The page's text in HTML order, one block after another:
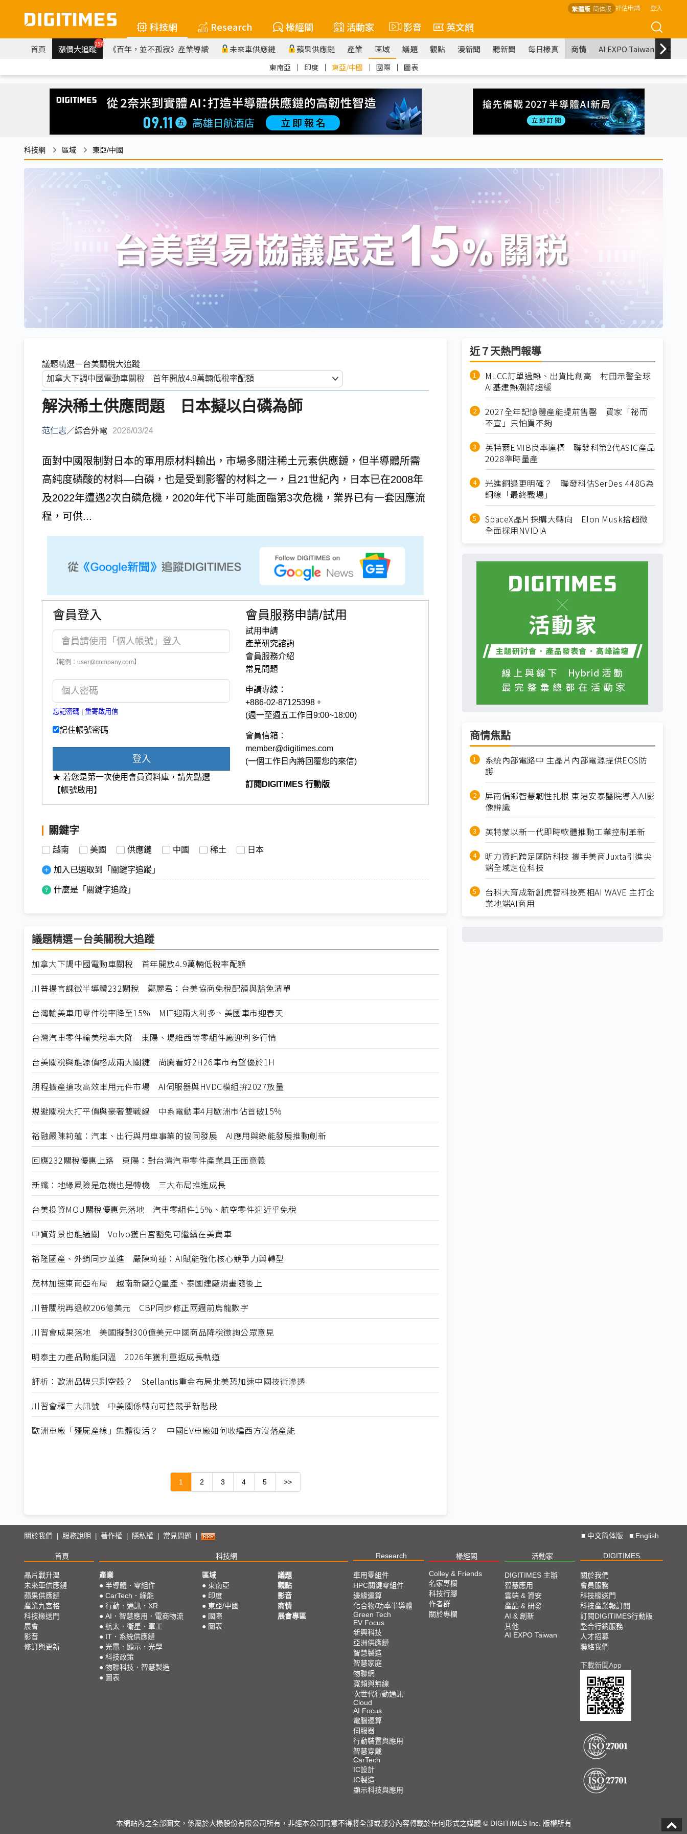
繁體版 简体版 評估申請 登入
科技網 Research 椽經閣 活動家 影音 英文網
首頁 漲價大追蹤257 《百年，並不孤寂》產業導讀 未來車供應鏈 蘋果供應鏈 產業 區域 議題 觀點 漫新聞 聽新聞 每日椽真 商情 AI EXPO Taiwan
東南亞 ｜ 印度 ｜ 東亞/中國 ｜ 國際 ｜ 圖表
科技網 區域 東亞/中國
議題精選－台美關稅大追蹤
解決稀土供應問題 日本擬以白磷為師
范仁志／綜合外電 2026/03/24
面對中國限制對日本的軍用原材料輸出，市場多關注稀土元素供應鏈，但半導體所需
高純度磷酸的材料—白磷，也是受到影響的材料之一，且21世紀內，日本已在2008年
及2022年遭遇2次白磷危機，2020年代下半可能面臨第3次危機，業界已有一套因應流
程，可供...
會員登入
【範例：user@company.com】
忘記密碼 重寄啟用信
記住帳號密碼
登入
★ 若您是第一次使用會員資料庫，請先點選
【帳號啟用】
會員服務申請/試用
試用申請
產業研究諮詢
會員服務介紹
常見問題
申請專線：
+886-02-87125398。
(週一至週五工作日9:00~18:00)
會員信箱：
member@digitimes.com
(一個工作日內將回覆您的來信)
訂閱DIGITIMES 行動版
關鍵字
越南 美國 供應鏈 中國 稀土 日本
加入已選取到「關鍵字追蹤」
什麼是「關鍵字追蹤」
議題精選－台美關稅大追蹤
加拿大下調中國電動車關稅 首年開放4.9萬輛低稅率配額
川普揚言課徵半導體232關稅 鄭麗君：台美協商免稅配額與豁免清單
台灣輸美車用零件稅率降至15% MIT迎兩大利多、美國車市迎春天
台灣汽車零件輸美稅率大降 東陽、堤維西等零組件廠迎利多行情
台美關稅與能源價格成兩大關鍵 尚騰看好2H26車市有望優於1H
朋程擴產搶攻高效車用元件市場 AI伺服器與HVDC模組拚2027放量
規避關稅大打平價與豪奢雙戰線 中系電動車4月歐洲市佔首破15%
裕融嚴陳莉蓮：汽車、出行與用車事業的協同發展 AI應用與綠能發展推動創新
回應232關稅優惠上路 東陽：對台灣汽車零件產業具正面意義
新纖：地緣風險是危機也是轉機 三大布局推進成長
台美投資MOU關稅優惠先落地 汽車零組件15%、航空零件迎近乎免稅
中資背景也能過關 Volvo獲白宮豁免可繼續在美賣車
裕隆國產、外銷同步並進 嚴陳莉蓮：AI賦能強化核心競爭力與轉型
茂林加速東南亞布局 越南新廠2Q量產、泰國建廠規畫隨後上
川普關稅再退款206億美元 CBP同步修正兩週前烏龍數字
川習會成果落地 美國擬對300億美元中國商品降稅徵詢公眾意見
明泰主力產品動能回溫 2026年獲利重返成長軌道
評析：歐洲品牌只剩空殼？ Stellantis重金布局北美恐加速中國技術滲透
川習會釋三大訊號 中美關係轉向可控競爭新階段
歐洲車廠「殭屍產線」集體復活？ 中國EV車廠如何收編西方沒落產能
1 2 3 4 5 >>
近７天熱門報導
MLCC訂單過熱、出貨比創高 村田示警全球
AI基建熱潮將趨緩
2027全年記憶體產能提前售罄 買家「祕而
不宣」只怕買不夠
英特爾EMIB良率達標 聯發科第2代ASIC產品
2028準時量產
光進銅退更明確？ 聯發科估SerDes 448G為
銅線「最終戰場」
SpaceX晶片採購大轉向 Elon Musk捨超微
全面採用NVIDIA
商情焦點
系統內部電路中 主晶片內部電源提供EOS防
護
屏南偏鄉智慧韌性扎根 東港安泰醫院導入AI影
像辨識
英特蒙以新一代即時軟體推動工業控制革新
昕力資訊跨足國防科技 攜手美商Juxta引進尖
端全域定位科技
台科大育成新創虎智科技亮相AI WAVE 主打企
業地端AI商用
關於我們 服務說明 著作權 隱私權 常見問題 ■ 中文简体版 ■ English
首頁 科技網 Research 椽經閣 活動家 DIGITIMES
晶片戰升溫
未來車供應鏈
蘋果供應鏈
產業九宮格
科技椽送門
展會
影音
修訂與更新
產業
● 半導體．零組件
● CarTech．綠能
● 行動．通訊．XR
● AI．智慧應用．電商物流
● 航太．衛星．軍工
● IT．系統供應鏈
● 光電．顯示．光學
● 科技政策
● 物聯科技．智慧製造
● 圖表
區域
● 東南亞
● 印度
● 東亞/中國
● 國際
● 圖表
議題
觀點
影音
商情
展會專區
車用零組件
HPC關鍵零組件
邊緣運算
化合物/功率半導體
Green Tech
EV Focus
新興科技
亞洲供應鏈
智慧製造
智慧家庭
物聯網
寬頻與無線
次世代行動通訊
Cloud
AI Focus
電腦運算
伺服器
行動裝置與應用
智慧穿戴
CarTech
IC設計
IC製造
顯示科技與應用
Colley & Friends
名家專欄
科技行腳
作者群
關於專欄
DIGITIMES 主辦
智慧應用
雲端 & 資安
產品 & 研發
AI & 創新
其他
AI EXPO Taiwan
關於我們
會員服務
科技椽送門
科技產業報訂閱
訂閱DIGITIMES行動版
整合行銷服務
人才招募
聯絡我們
下載新聞App
本網站內之全部圖文，係屬於大椽股份有限公司所有，非經本公司同意不得將全部或部分內容轉載於任何形式之媒體 © DIGITIMES Inc. 版權所有